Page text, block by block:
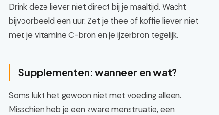
Drink deze liever niet direct bij je maaltijd. Wacht
bijvoorbeeld een uur. Zet je thee of koffie liever niet
met je vitamine C-bron en je ijzerbron tegelijk.
Supplementen: wanneer en wat?
Soms lukt het gewoon niet met voeding alleen.
Misschien heb je een zware menstruatie, een